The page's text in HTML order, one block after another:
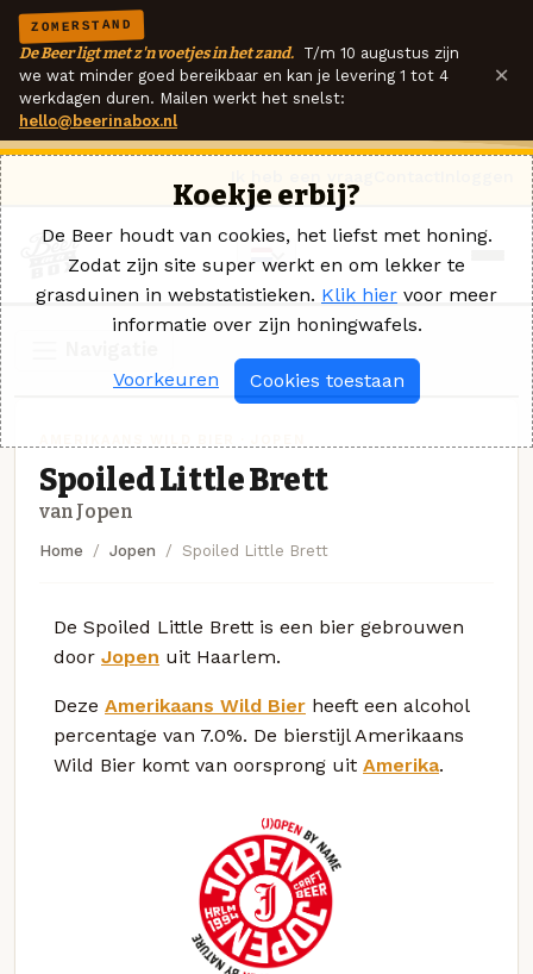
ZOMERSTAND
De Beer ligt met z'n voetjes in het zand. T/m 10 augustus zijn
we wat minder goed bereikbaar en kan je levering 1 tot 4
werkdagen duren. Mailen werkt het snelst:
hello@beerinabox.nl
×
Spoiled Little Brett
van Jopen
Home Jopen Spoiled Little Brett
De Spoiled Little Brett is een bier gebrouwen
door Jopen uit Haarlem.
Deze Amerikaans Wild Bier heeft een alcohol
percentage van 7.0%. De bierstijl Amerikaans
Wild Bier komt van oorsprong uit Amerika.
Koekje erbij?
De Beer houdt van cookies, het liefst met honing.
Zodat zijn site super werkt en om lekker te
grasduinen in webstatistieken. Klik hier voor meer
informatie over zijn honingwafels.
Voorkeuren Cookies toestaan